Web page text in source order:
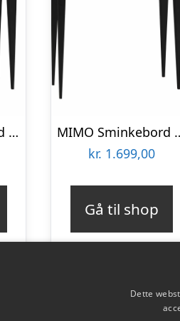
MIMO Sminkebord med spejl – 85×35 cm sorte ben / grafit
MIMO Sminkebord
kr. 1.699,00
Gå til shop
Dette